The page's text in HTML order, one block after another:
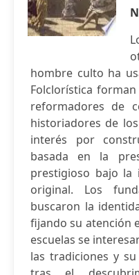
hombre culto ha
Folclorística
reformadores de
historiadores de
interés por
basada en la
prestigioso bajo la
original. Los
buscaron la
fijando su atención
escuelas se
las tradiciones y